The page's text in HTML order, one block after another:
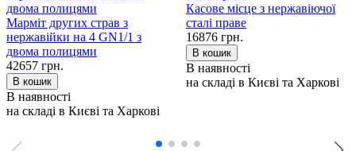
Марміт других страв з
нержавійки на 4 GN1/1 з
двома полицями
42657 грн.
В наявності
на складі в Києві та Харкові
Касове місце з нержавіючої
сталі праве
16876 грн.
В наявності
на складі в Києві та Харкові